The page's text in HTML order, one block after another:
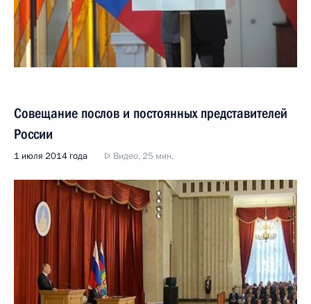
Совещание послов и постоянных представителей
России
1 июля 2014 года Видео, 25 мин.